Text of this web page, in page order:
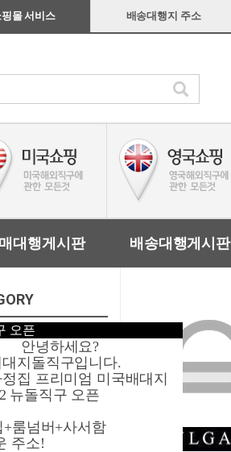
오픈
안녕하세요?
지돌직구입니다.
집 프리미엄 미국배대지
뉴돌직구 오픈
+룸넘버+사서함
주소!
핑몰 서비스 배송대행지 주소
대행게시판 배송대행게시판
핑
핑
쇼핑
핑